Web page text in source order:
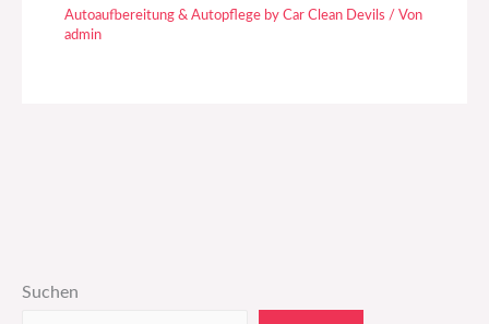
Autoaufbereitung & Autopflege by Car Clean Devils / Von
admin
Suchen